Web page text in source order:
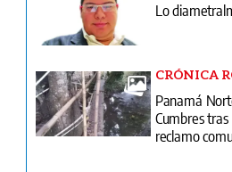
Lo
CRÓNICA
Panamá
Cumbres
reclamo